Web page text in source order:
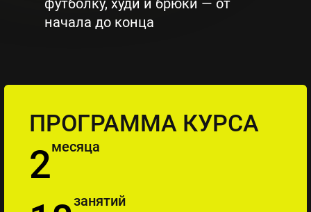
футболку, худи и брюки — от
начала до конца
ПРОГРАММА КУРСА
2месяца
занятий